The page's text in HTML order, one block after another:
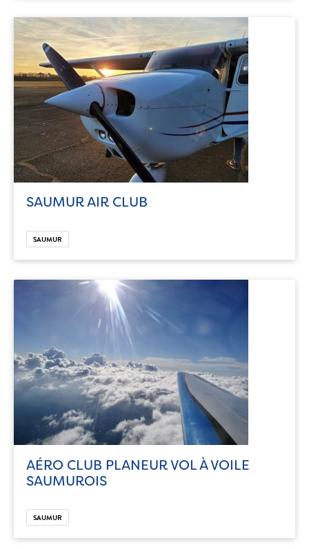
SAUMUR AIR CLUB
SAUMUR
AÉRO CLUB PLANEUR VOL À VOILE
SAUMUROIS
SAUMUR